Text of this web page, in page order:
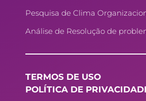
Pesquisa de Clima
Análise de Resolução de
TERMOS DE USO
POLÍTICA DE